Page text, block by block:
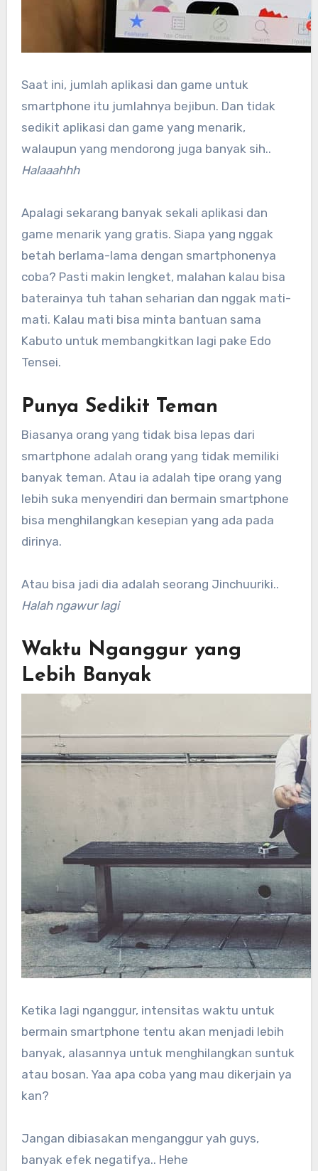
Saat ini, jumlah aplikasi dan game untuk
smartphone itu jumlahnya bejibun. Dan tidak
sedikit aplikasi dan game yang menarik,
walaupun yang mendorong juga banyak sih..
Halaaahhh
Apalagi sekarang banyak sekali aplikasi dan
game menarik yang gratis. Siapa yang nggak
betah berlama-lama dengan smartphonenya
coba? Pasti makin lengket, malahan kalau bisa
baterainya tuh tahan seharian dan nggak mati-
mati. Kalau mati bisa minta bantuan sama
Kabuto untuk membangkitkan lagi pake Edo
Tensei.
Punya Sedikit Teman
Biasanya orang yang tidak bisa lepas dari
smartphone adalah orang yang tidak memiliki
banyak teman. Atau ia adalah tipe orang yang
lebih suka menyendiri dan bermain smartphone
bisa menghilangkan kesepian yang ada pada
dirinya.
Atau bisa jadi dia adalah seorang Jinchuuriki..
Halah ngawur lagi
Waktu Nganggur yang
Lebih Banyak
Ketika lagi nganggur, intensitas waktu untuk
bermain smartphone tentu akan menjadi lebih
banyak, alasannya untuk menghilangkan suntuk
atau bosan. Yaa apa coba yang mau dikerjain ya
kan?
Jangan dibiasakan menganggur yah guys,
banyak efek negatifya.. Hehe